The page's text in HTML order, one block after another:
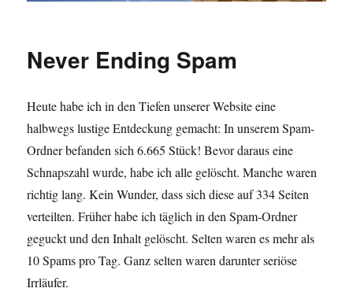
Never Ending Spam
Heute habe ich in den Tiefen unserer Website eine
halbwegs lustige Entdeckung gemacht: In unserem Spam-
Ordner befanden sich 6.665 Stück! Bevor daraus eine
Schnapszahl wurde, habe ich alle gelöscht. Manche waren
richtig lang. Kein Wunder, dass sich diese auf 334 Seiten
verteilten. Früher habe ich täglich in den Spam-Ordner
geguckt und den Inhalt gelöscht. Selten waren es mehr als
10 Spams pro Tag. Ganz selten waren darunter seriöse
Irrläufer.